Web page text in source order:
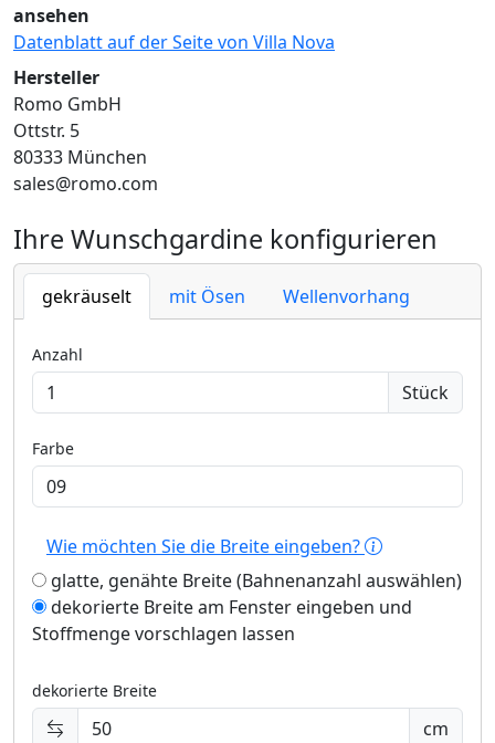
ansehen
Datenblatt auf der Seite von Villa Nova
Hersteller
Romo GmbH
Ottstr. 5
80333 München
sales@romo.com
Ihre Wunschgardine konfigurieren
gekräuselt mit Ösen Wellenvorhang
Anzahl
Stück
Farbe
Wie möchten Sie die Breite eingeben?
glatte, genähte Breite (Bahnenanzahl auswählen)
dekorierte Breite am Fenster eingeben und
Stoffmenge vorschlagen lassen
dekorierte Breite
cm